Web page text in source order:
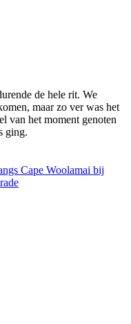
de hele rit. We
maar zo ver was het
van het moment genoten
ging.
Cape Woolamai bij